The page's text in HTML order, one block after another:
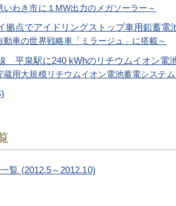
いわき市に１MW出力のメガソーラー～
拠点でアイドリングストップ車用鉛蓄電
動車の世界戦略車「ミラージュ」に搭載～
平泉駅に240 kWhのリチウムイオン電
蔵用大規模リチウムイオン電池蓄電システ
覧 (2012.5～2012.10)